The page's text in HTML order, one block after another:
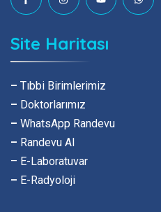
Site Haritası
– Tıbbi Birimlerimiz
– Doktorlarımız
– WhatsApp Randevu
– Randevu Al
– E-Laboratuvar
– E-Radyoloji